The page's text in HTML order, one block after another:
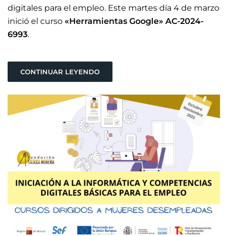
digitales para el empleo. Este martes día 4 de marzo
inició el curso «Herramientas Google» AC-2024-
6993.
CONTINUAR LEYENDO